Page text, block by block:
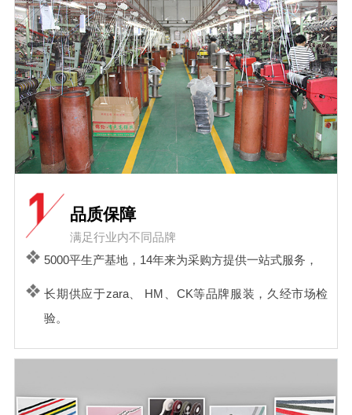
品质保障
满足行业内不同品牌
5000平生产基地，14年来为采购方提供一站式服务，
长期供应于zara、 HM、CK等品牌服装，久经市场检
验。